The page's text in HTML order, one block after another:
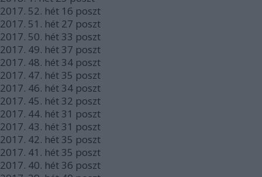
2017. 52. hét 16 poszt
2017. 51. hét 27 poszt
2017. 50. hét 33 poszt
2017. 49. hét 37 poszt
2017. 48. hét 34 poszt
2017. 47. hét 35 poszt
2017. 46. hét 34 poszt
2017. 45. hét 32 poszt
2017. 44. hét 31 poszt
2017. 43. hét 31 poszt
2017. 42. hét 35 poszt
2017. 41. hét 35 poszt
2017. 40. hét 36 poszt